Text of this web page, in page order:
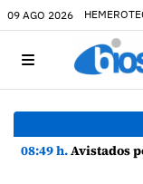
09 AGO 2026
08:49 h.Avistados pollos